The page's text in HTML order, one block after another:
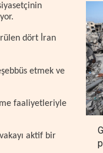
dört İran
etmek ve
faaliyetleriyle
aktif bir